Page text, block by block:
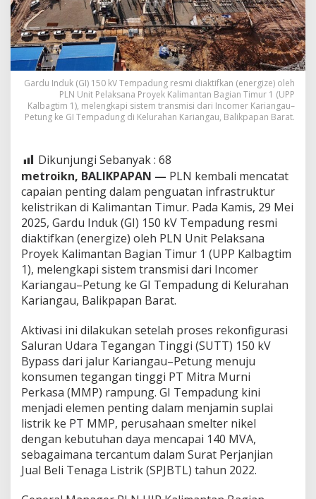
Gardu Induk (GI) 150 kV Tempadung resmi diaktifkan (energize) oleh
PLN Unit Pelaksana Proyek Kalimantan Bagian Timur 1 (UPP
Kalbagtim 1), melengkapi sistem transmisi dari Incomer Kariangau–
Petung ke GI Tempadung di Kelurahan Kariangau, Balikpapan Barat.
Dikunjungi Sebanyak : 68
metroikn, BALIKPAPAN — PLN kembali mencatat
capaian penting dalam penguatan infrastruktur
kelistrikan di Kalimantan Timur. Pada Kamis, 29 Mei
2025, Gardu Induk (GI) 150 kV Tempadung resmi
diaktifkan (energize) oleh PLN Unit Pelaksana
Proyek Kalimantan Bagian Timur 1 (UPP Kalbagtim
1), melengkapi sistem transmisi dari Incomer
Kariangau–Petung ke GI Tempadung di Kelurahan
Kariangau, Balikpapan Barat.
Aktivasi ini dilakukan setelah proses rekonfigurasi
Saluran Udara Tegangan Tinggi (SUTT) 150 kV
Bypass dari jalur Kariangau–Petung menuju
konsumen tegangan tinggi PT Mitra Murni
Perkasa (MMP) rampung. GI Tempadung kini
menjadi elemen penting dalam menjamin suplai
listrik ke PT MMP, perusahaan smelter nikel
dengan kebutuhan daya mencapai 140 MVA,
sebagaimana tercantum dalam Surat Perjanjian
Jual Beli Tenaga Listrik (SPJBTL) tahun 2022.